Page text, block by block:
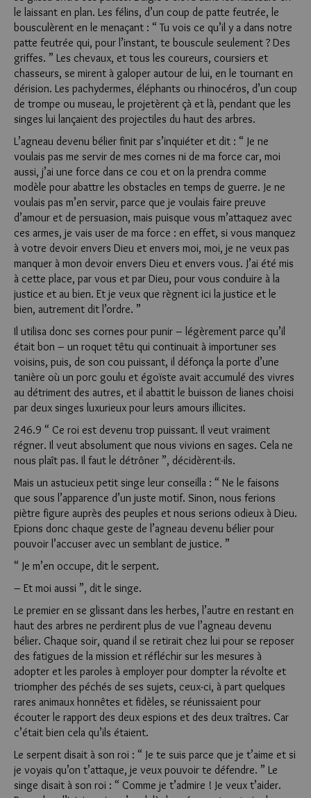
le laissant en plan. Les félins, d’un coup de patte feutrée, le
bousculèrent en le menaçant : “ Tu vois ce qu’il y a dans notre
patte feutrée qui, pour l’instant, te bouscule seulement ? Des
griffes. ” Les chevaux, et tous les coureurs, coursiers et
chasseurs, se mirent à galoper autour de lui, en le tournant en
dérision. Les pachydermes, éléphants ou rhinocéros, d’un coup
de trompe ou museau, le proje­tèrent çà et là, pendant que les
singes lui lançaient des projec­tiles du haut des arbres.
L’agneau devenu bélier finit par s’inquiéter et dit : “ Je ne
voulais pas me servir de mes cornes ni de ma force car, moi
aussi, j’ai une force dans ce cou et on la prendra comme
modèle pour abattre les obstacles en temps de guerre. Je ne
voulais pas m’en servir, parce que je voulais faire preuve
d’amour et de persuasion, mais puisque vous m’attaquez avec
ces armes, je vais user de ma force : en effet, si vous manquez
à votre devoir envers Dieu et envers moi, moi, je ne veux pas
manquer à mon devoir envers Dieu et envers vous. J’ai été mis
à cette place, par vous et par Dieu, pour vous conduire à la
justice et au bien. Et je veux que règnent ici la justice et le
bien, autrement dit l’ordre. ”
Il utilisa donc ses cornes pour punir – légèrement parce qu’il
était bon – un roquet têtu qui continuait à importuner ses
voisins, puis, de son cou puissant, il défonça la porte d’une
tanière où un porc goulu et égoïste avait accumulé des vivres
au détriment des autres, et il abattit le buisson de lianes choisi
par deux singes luxurieux pour leurs amours illicites.
246.9 “ Ce roi est devenu trop puissant. Il veut vraiment
régner. Il veut absolument que nous vivions en sages. Cela ne
nous plaît pas. Il faut le détrôner ”, décidèrent-ils.
Mais un astucieux petit singe leur conseilla : “ Ne le faisons
que sous l’apparence d’un juste motif. Sinon, nous ferions
piètre figure auprès des peuples et nous serions odieux à Dieu.
Epions donc chaque geste de l’agneau devenu bélier pour
pouvoir l’accuser avec un semblant de justice. ”
“ Je m’en occupe, dit le serpent.
– Et moi aussi ”, dit le singe.
Le premier en se glissant dans les herbes, l’autre en restant en
haut des arbres ne perdirent plus de vue l’agneau devenu
bélier. Chaque soir, quand il se retirait chez lui pour se reposer
des fa­tigues de la mission et réfléchir sur les mesures à
adopter et les paroles à employer pour dompter la révolte et
triompher des péchés de ses sujets, ceux-ci, à part quelques
rares animaux honnêtes et fidèles, se réunissaient pour
écouter le rapport des deux espions et des deux traîtres. Car
c’était bien cela qu’ils étaient.
Le serpent disait à son roi : “ Je te suis parce que je t’aime et si
je voyais qu’on t’attaque, je veux pouvoir te défendre. ” Le
singe disait à son roi : “ Comme je t’admire ! Je veux t’aider.